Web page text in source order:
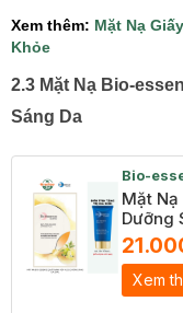
​Xem thêm: Mặt Nạ
Khỏe
2.3 Mặt Nạ Bio-
Sáng Da
Bio-
Mặt
Dưỡng
Xem